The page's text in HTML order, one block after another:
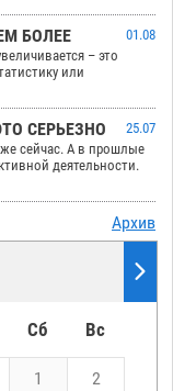
БОЛЕЕ
01.08
– это
или
СЕРЬЕЗНО
25.07
сейчас. А в прошлые
деятельности.
Архив
Сб Вс
1 2